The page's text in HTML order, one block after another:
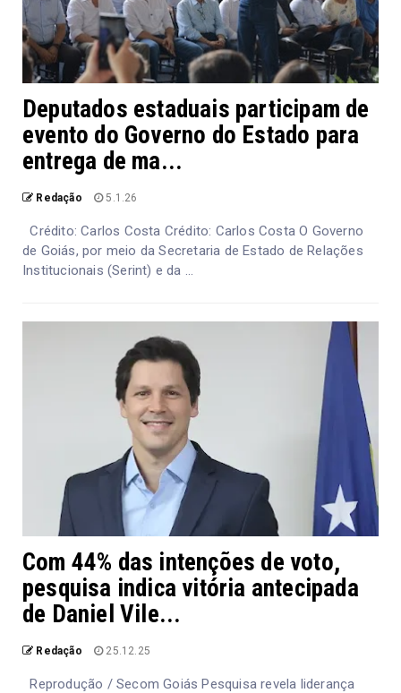
Deputados estaduais participam de
evento do Governo do Estado para
entrega de ma...
Redação 5.1.26
Crédito: Carlos Costa Crédito: Carlos Costa O Governo
de Goiás, por meio da Secretaria de Estado de Relações
Institucionais (Serint) e da ...
Com 44% das intenções de voto,
pesquisa indica vitória antecipada
de Daniel Vile...
Redação 25.12.25
Reprodução / Secom Goiás Pesquisa revela liderança